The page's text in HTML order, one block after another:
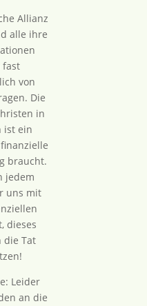
Allianz
alle ihre
fast
von
Die
in
ist ein
braucht.
jedem
uns mit
dieses
die Tat
Leider
an die